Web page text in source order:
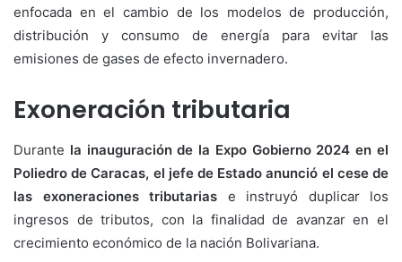
enfocada en el cambio de los modelos de producción,
distribución y consumo de energía para evitar las
emisiones de gases de efecto invernadero.
Exoneración tributaria
Durante la inauguración de la Expo Gobierno 2024 en el
Poliedro de Caracas, el jefe de Estado anunció el cese de
las exoneraciones tributarias e instruyó duplicar los
ingresos de tributos, con la finalidad de avanzar en el
crecimiento económico de la nación Bolivariana.